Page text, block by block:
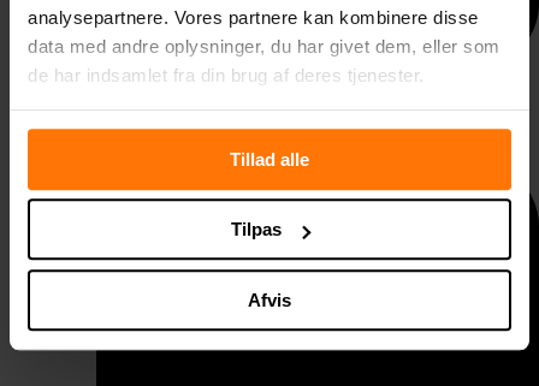
analysepartnere. Vores partnere kan kombinere disse
data med andre oplysninger, du har givet dem, eller som
de har indsamlet fra din brug af deres tjenester.
Tillad alle
Tilpas
Afvis
Taggelænder